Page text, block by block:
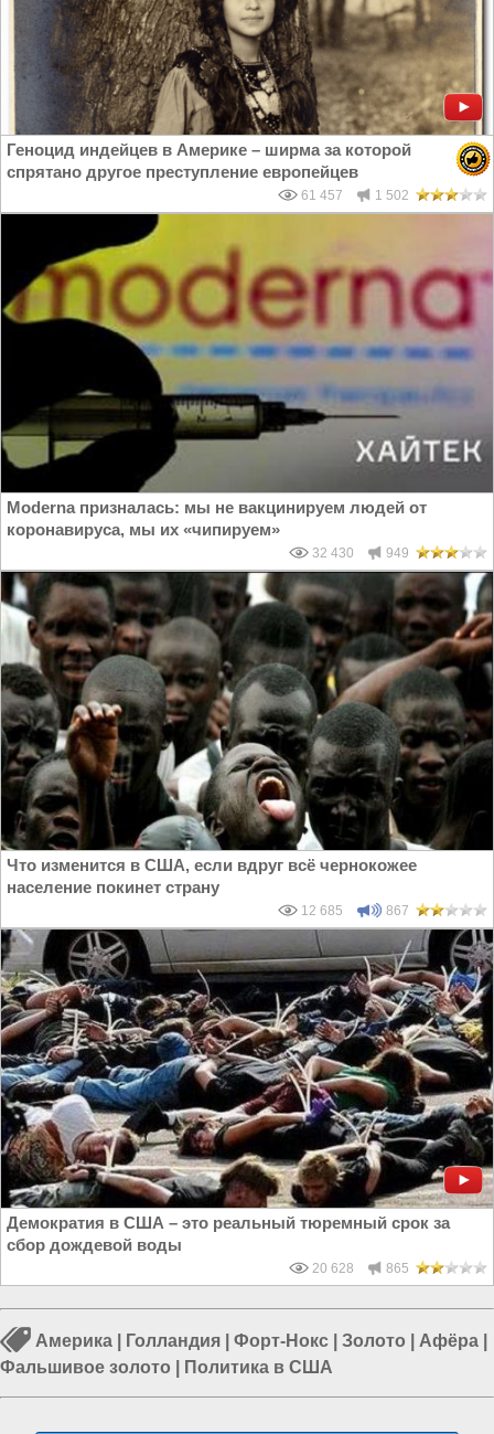
Геноцид индейцев в Америке – ширма за которой
спрятано другое преступление европейцев
61 457 1 502
Moderna призналась: мы не вакцинируем людей от
коронавируса, мы их «чипируем»
32 430 949
Что изменится в США, если вдруг всё чернокожее
население покинет страну
12 685 867
Демократия в США – это реальный тюремный срок за
сбор дождевой воды
20 628 865
Америка Голландия Форт-Нокс Золото Афёра
Фальшивое золото
Политика в США